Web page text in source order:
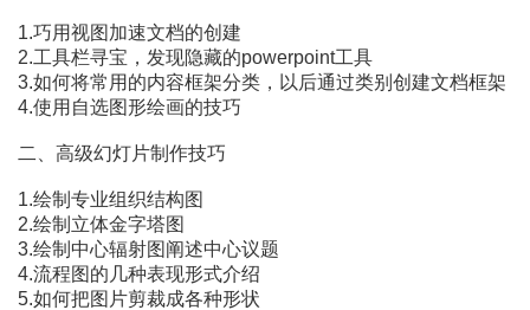
1.巧用视图加速文档的创建
2.工具栏寻宝，发现隐藏的powerpoint工具
3.如何将常用的内容框架分类，以后通过类别创建文档框架
4.使用自选图形绘画的技巧
二、高级幻灯片制作技巧
1.绘制专业组织结构图
2.绘制立体金字塔图
3.绘制中心辐射图阐述中心议题
4.流程图的几种表现形式介绍
5.如何把图片剪裁成各种形状